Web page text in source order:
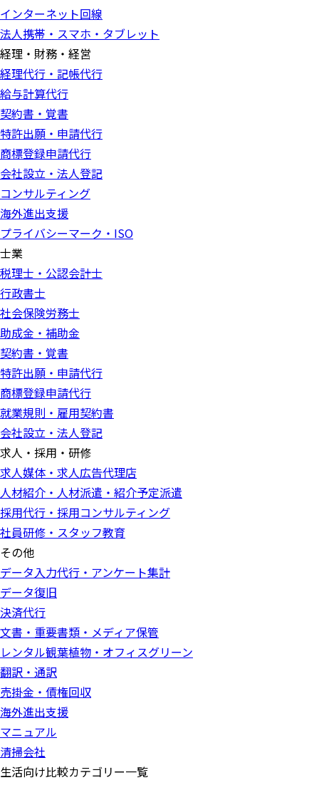
インターネット回線
法人携帯・スマホ・タブレット
経理・財務・経営
経理代行・記帳代行
給与計算代行
契約書・覚書
特許出願・申請代行
商標登録申請代行
会社設立・法人登記
コンサルティング
海外進出支援
プライバシーマーク・ISO
士業
税理士・公認会計士
行政書士
社会保険労務士
助成金・補助金
契約書・覚書
特許出願・申請代行
商標登録申請代行
就業規則・雇用契約書
会社設立・法人登記
求人・採用・研修
求人媒体・求人広告代理店
人材紹介・人材派遣・紹介予定派遣
採用代行・採用コンサルティング
社員研修・スタッフ教育
その他
データ入力代行・アンケート集計
データ復旧
決済代行
文書・重要書類・メディア保管
レンタル観葉植物・オフィスグリーン
翻訳・通訳
売掛金・債権回収
海外進出支援
マニュアル
清掃会社
生活向け比較カテゴリー一覧